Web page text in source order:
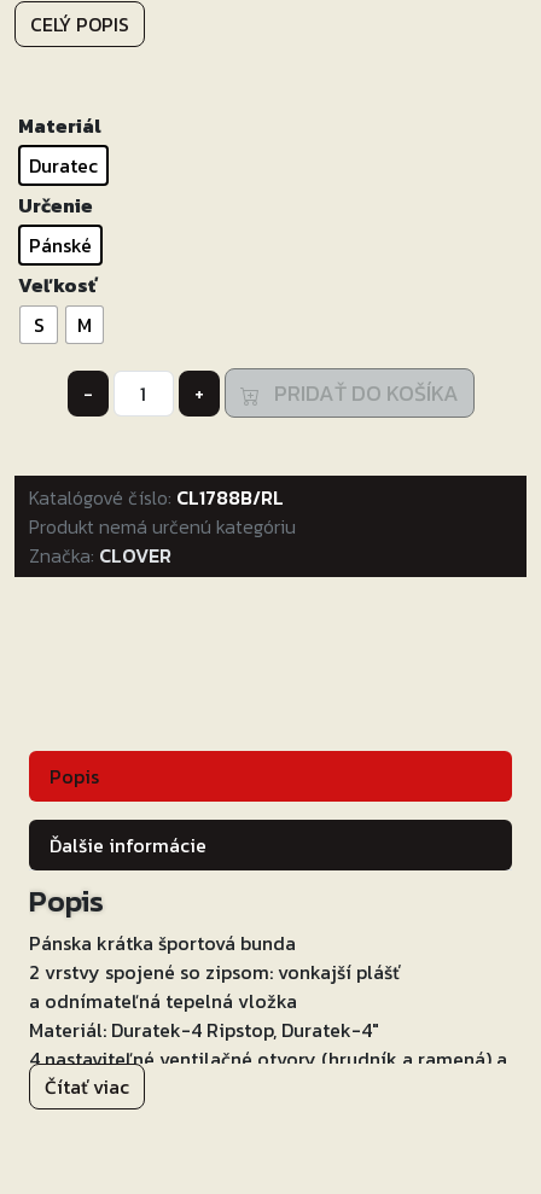
CELÝ POPIS
Materiál
Duratec
Určenie
Pánské
Veľkosť
S
M
-
množstvo
CLOVER
AIRBLADE-
3
SPORT
+ PRIDAŤ DO KOŠÍKA
Katalógové číslo: CL1788B/RL
Produkt nemá určenú kategóriu
Značka: CLOVER
Popis
Ďalšie informácie
Popis
Pánska krátka športová bunda
2 vrstvy spojené so zipsom:vonkajší plášť
a odnímateľná tepelná vložka
Materiál: Duratek-4 Ripstop, Duratek-4″
4 nastaviteľné ventilačné otvory (hrudník a ramená) a
otvor pre prúdenie vzduchu na zadnej strane
4 vrecká: 2 vonkajšie vpredu a 2 vo vnútri
Čítať viac